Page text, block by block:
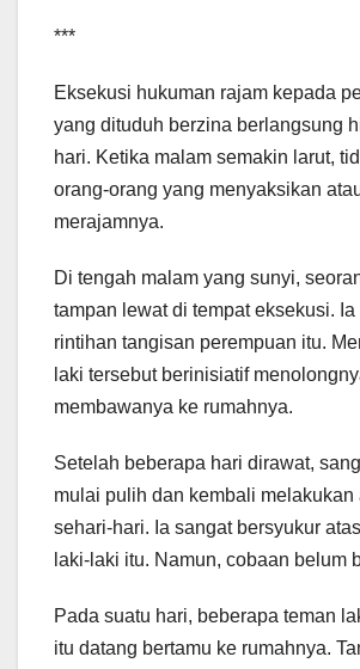
***
Eksekusi hukuman rajam kepada
yang dituduh berzina berlangsung
hari. Ketika malam semakin larut,
orang-orang yang menyaksikan
merajamnya.
Di tengah malam yang sunyi,
tampan lewat di tempat eksekusi.
rintihan tangisan perempuan itu.
laki tersebut berinisiatif
membawanya ke rumahnya.
Setelah beberapa hari dirawat,
mulai pulih dan kembali melakukan
sehari-hari. Ia sangat bersyukur
laki-laki itu. Namun, cobaan belum
Pada suatu hari, beberapa teman
itu datang bertamu ke rumahnya.